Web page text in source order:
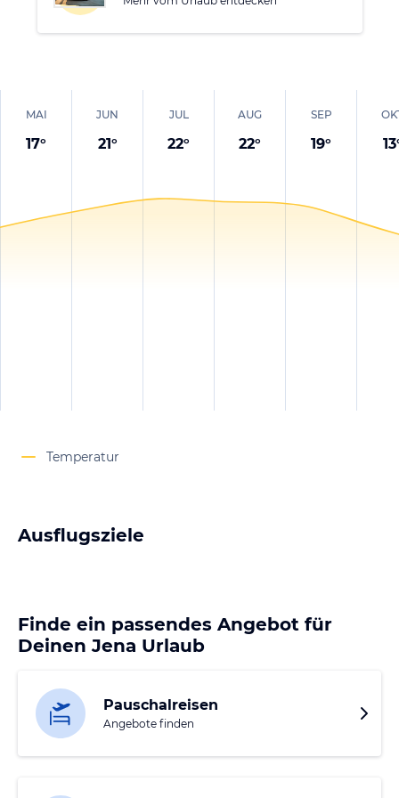
MAI
17°
JUN
21°
JUL
22°
AUG
22°
SEP
19° 13
Temperatur
Ausflugsziele
Finde ein passendes Angebot für
Deinen Jena Urlaub
Pauschalreisen
Angebote finden